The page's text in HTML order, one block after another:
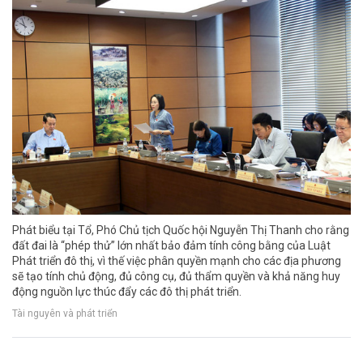
Phát biểu tại Tổ, Phó Chủ tịch Quốc hội Nguyễn Thị Thanh cho rằng
đất đai là “phép thử” lớn nhất bảo đảm tính công bằng của Luật
Phát triển đô thị, vì thế việc phân quyền mạnh cho các địa phương
sẽ tạo tính chủ động, đủ công cụ, đủ thẩm quyền và khả năng huy
động nguồn lực thúc đẩy các đô thị phát triển.
Tài nguyên và phát triển